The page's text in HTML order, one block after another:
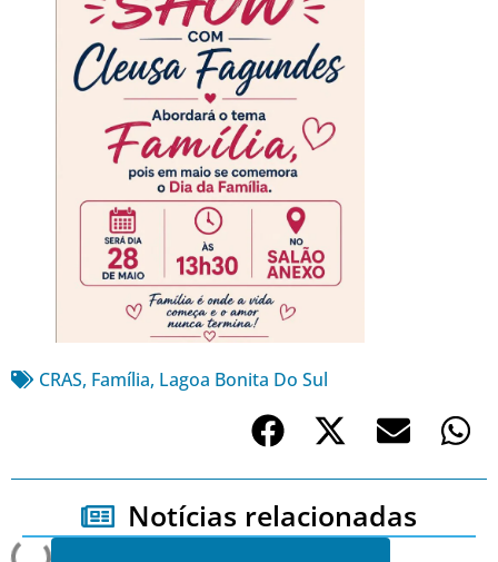
CRAS, Família, Lagoa Bonita Do Sul
Notícias relacionadas